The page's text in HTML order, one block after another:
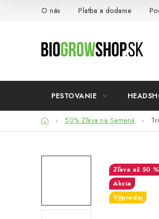
O nás Platba a dodanie
PESTOVANIE
Domov50% Zľava na Semená
až 50 %
Akcia
Výpredaj